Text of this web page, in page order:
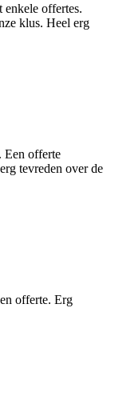
offertes.
klus. Heel erg
Een offerte
tevreden over de
offerte. Erg